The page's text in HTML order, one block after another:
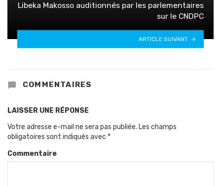
Libeka Makosso auditionnés par les parlementaires
sur le CNDPC
ARTICLE SUIVANT
COMMENTAIRES
LAISSER UNE RÉPONSE
Votre adresse e-mail ne sera pas publiée. Les champs
obligatoires sont indiqués avec *
Commentaire